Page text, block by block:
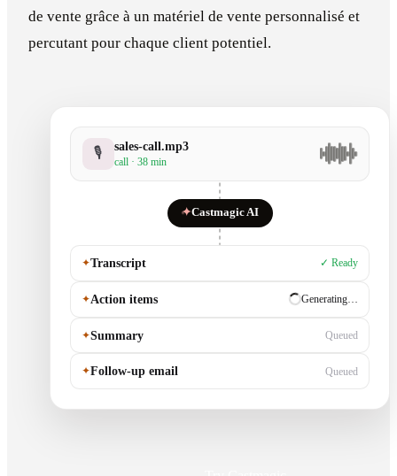
de vente grâce à un matériel de vente personnalisé et
percutant pour chaque client potentiel.
🎙 sales-call.mp3
call · 38 min
✦Castmagic AI
✦Transcript ✓ Ready
✦Action items ✓ Ready
✦Summary Generating…
✦Follow-up email Queued